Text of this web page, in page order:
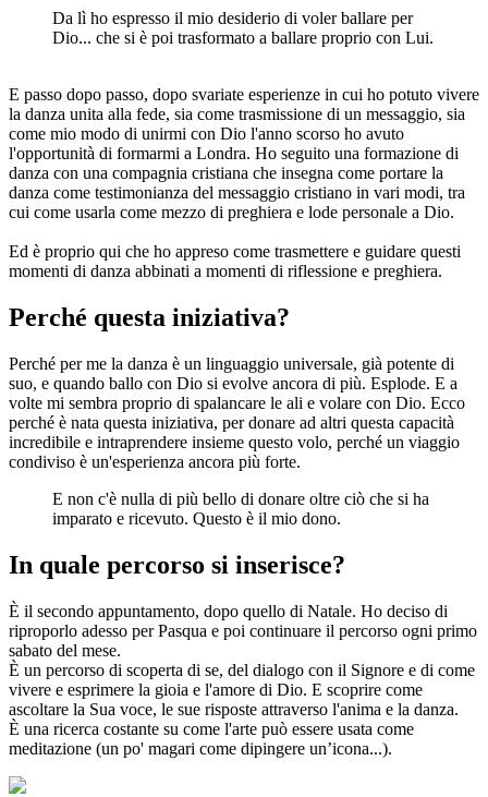
Da lì ho espresso il mio desiderio di voler ballare per
Dio... che si è poi trasformato a ballare proprio con Lui.
E passo dopo passo, dopo svariate esperienze in cui ho potuto vivere
la danza unita alla fede, sia come trasmissione di un messaggio, sia
come mio modo di unirmi con Dio l'anno scorso ho avuto
l'opportunità di formarmi a Londra. Ho seguito una formazione di
danza con una compagnia cristiana che insegna come portare la
danza come testimonianza del messaggio cristiano in vari modi, tra
cui come usarla come mezzo di preghiera e lode personale a Dio.
Ed è proprio qui che ho appreso come trasmettere e guidare questi
momenti di danza abbinati a momenti di riflessione e preghiera.
Perché questa iniziativa?
Perché per me la danza è un linguaggio universale, già potente di
suo, e quando ballo con Dio si evolve ancora di più. Esplode. E a
volte mi sembra proprio di spalancare le ali e volare con Dio. Ecco
perché è nata questa iniziativa, per donare ad altri questa capacità
incredibile e intraprendere insieme questo volo, perché un viaggio
condiviso è un'esperienza ancora più forte.
E non c'è nulla di più bello di donare oltre ciò che si ha
imparato e ricevuto. Questo è il mio dono.
In quale percorso si inserisce?
È il secondo appuntamento, dopo quello di Natale. Ho deciso di
riproporlo adesso per Pasqua e poi continuare il percorso ogni primo
sabato del mese.
È un percorso di scoperta di se, del dialogo con il Signore e di come
vivere e esprimere la gioia e l'amore di Dio. E scoprire come
ascoltare la Sua voce, le sue risposte attraverso l'anima e la danza.
È una ricerca costante su come l'arte può essere usata come
meditazione (un po' magari come dipingere un’icona...).